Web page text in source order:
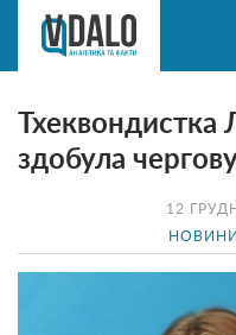
12
НОВИНИ
Тхеквондистка
здобула